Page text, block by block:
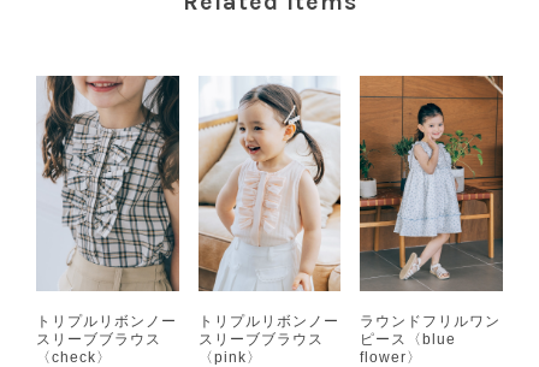
トリプルリボンノー
スリーブブラウス
〈check〉
トリプルリボンノー
スリーブブラウス
〈pink〉
ラウンドフリルワン
ピース〈blue
flower〉